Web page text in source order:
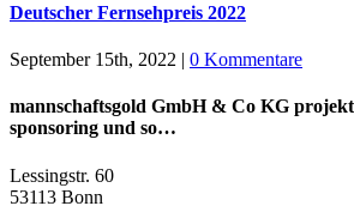
Deutscher Fernsehpreis 2022
September 15th, 2022 | 0 Kommentare
mannschaftsgold GmbH & Co KG
sponsoring und so…
Lessingstr. 60
53113 Bonn